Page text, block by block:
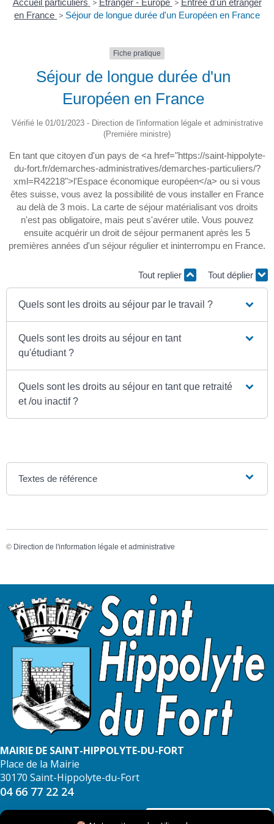
Accueil particuliers > Étranger - Europe > Entrée d'un étranger
en France > Séjour de longue durée d'un Européen en France
Fiche pratique
Séjour de longue durée d'un
Européen en France
Vérifié le 01/01/2023 - Direction de l'information légale et administrative
(Première ministre)
En tant que citoyen d'un pays de <a href="https://saint-hippolyte-
du-fort.fr/demarches-administratives/demarches-particuliers/?
xml=R42218">l'Espace économique européen</a> ou si vous
êtes suisse, vous avez la possibilité de vous installer en France
au delà de 3 mois. La carte de séjour matérialisant vos droits
n'est pas obligatoire, mais peut s'avérer utile. Vous pouvez
ensuite acquérir un droit de séjour permanent après les 5
premières années d'un séjour régulier et ininterrompu en France.
Tout replier Tout déplier
Quels sont les droits au séjour par le travail ?
Quels sont les droits au séjour en tant
qu'étudiant ?
Quels sont les droits au séjour en tant que retraité
et /ou inactif ?
Textes de référence
© Direction de l'information légale et administrative
MAIRIE DE SAINT-HIPPOLYTE-DU-FORT
Place de la Mairie
30170 Saint-Hippolyte-du-Fort
04 66 77 22 24
NOUS CONTACTER